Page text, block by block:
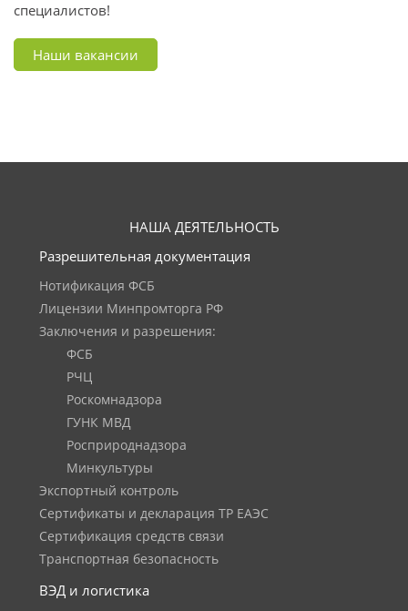
специалистов!
Наши вакансии
НАША ДЕЯТЕЛЬНОСТЬ
Разрешительная документация
Нотификация ФСБ
Лицензии Минпромторга РФ
Заключения и разрешения:
ФСБ
РЧЦ
Роскомнадзора
ГУНК МВД
Росприроднадзора
Минкультуры
Экспортный контроль
Сертификаты и декларация ТР ЕАЭС
Сертификация средств связи
Транспортная безопасность
ВЭД и логистика